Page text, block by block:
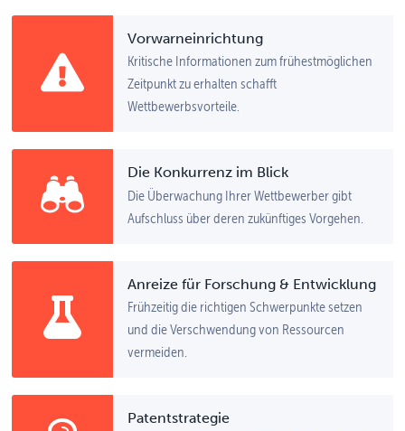
Vorwarneinrichtung
Kritische Informationen zum frühestmöglichen
Zeitpunkt zu erhalten schafft
Wettbewerbsvorteile.
Die Konkurrenz im Blick
Die Überwachung Ihrer Wettbewerber gibt
Aufschluss über deren zukünftiges Vorgehen.
Anreize für Forschung & Entwicklung
Frühzeitig die richtigen Schwerpunkte setzen
und die Verschwendung von Ressourcen
vermeiden.
Patentstrategie